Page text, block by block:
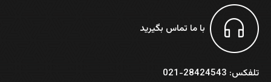
با ما تماس بگیرید
تلفکس: 28424543-021